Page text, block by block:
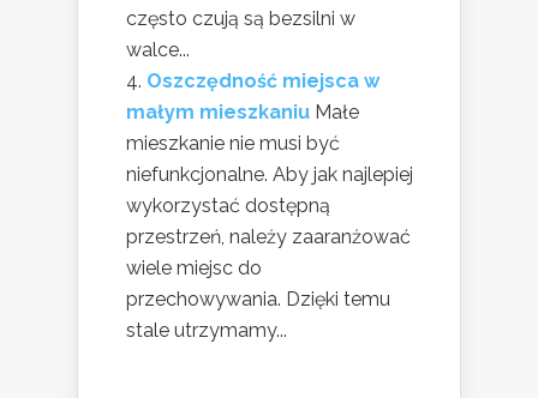
często czują są bezsilni w
walce...
Oszczędność miejsca w
małym mieszkaniu Małe
mieszkanie nie musi być
niefunkcjonalne. Aby jak najlepiej
wykorzystać dostępną
przestrzeń, należy zaaranżować
wiele miejsc do
przechowywania. Dzięki temu
stale utrzymamy...